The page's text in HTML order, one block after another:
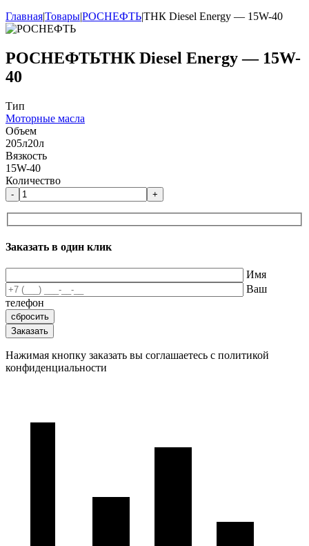
Главная|Товары|РОСНЕФТЬ|ТНК Diesel Energy — 15W-40
РОСНЕФТЬТНК Diesel Energy — 15W-
40
Тип
Моторные масла
Объем
205л20л
Вязкость
15W-40
Количество
- +
Заказать в один клик
Имя
Ваш
телефон
Нажимая кнопку заказать вы соглашаетесь с политикой
конфиденциальности